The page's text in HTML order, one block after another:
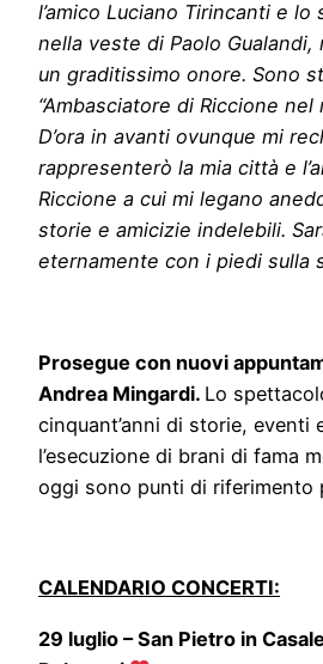
l’amico Luciano Tirincanti e
nella veste di Paolo
un graditissimo onore. Sono
“Ambasciatore di Riccione nel
D’ora in avanti ovunque mi
rappresenterò la mia città e
Riccione a cui mi legano
storie e amicizie indelebili.
eternamente con i piedi sulla
Prosegue con nuovi
Andrea Mingardi. Lo
cinquant’anni di storie, eventi
l’esecuzione di brani di fama
oggi sono punti di riferimento
CALENDARIO CONCERTI:
29 luglio – San Pietro in